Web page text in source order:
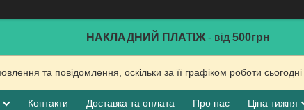
НАКЛАДНИЙ ПЛАТІЖ - від 500грн
та повідомлення, оскільки за її графіком роботи
Контакти Доставка та оплата Про нас Ціна тижня